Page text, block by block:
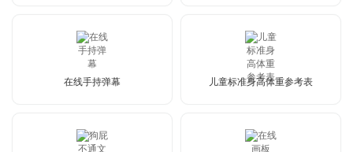
在线手持弹幕 儿童标准身高体重参考表